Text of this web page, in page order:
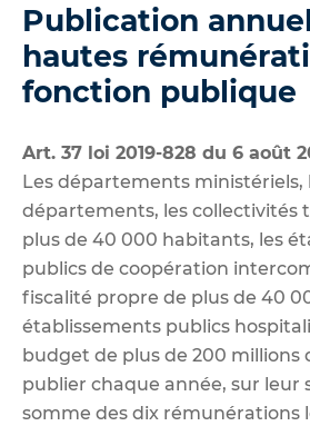
Publication
hautes
fonction publique
Art. 37 loi 2019-828 du 6 août
Les départements ministériels,
départements, les collectivités
plus de 40 000 habitants, les
publics de coopération
fiscalité propre de plus de 40
établissements publics
budget de plus de 200 millions
publier chaque année, sur leur
somme des dix rémunérations